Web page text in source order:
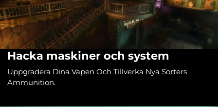
Hacka maskiner och system
Uppgradera Dina Vapen Och Tillverka Nya Sorters
Ammunition.